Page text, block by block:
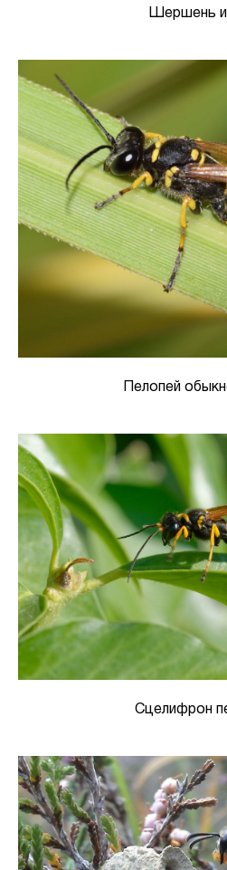
Шершень
Пелопей
Сцелифрон